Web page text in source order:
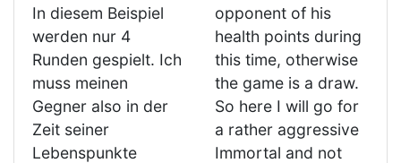
In diesem Beispiel
werden nur 4
Runden gespielt. Ich
muss meinen
Gegner also in der
Zeit seiner
Lebenspunkte
opponent of his
health points during
this time, otherwise
the game is a draw.
So here I will go for
a rather aggressive
Immortal and not